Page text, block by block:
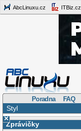
AbcLinuxu.cz ITBiz.cz
Poradna FAQ
Styl
×
Zprávičky